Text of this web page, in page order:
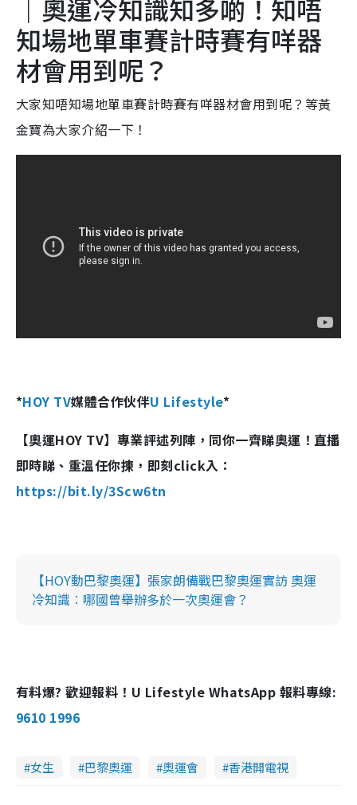
｜奧運冷知識知多啲！知唔
知場地單車賽計時賽有咩器
材會用到呢？
大家知唔知場地單車賽計時賽有咩器材會用到呢？等黃
金寶為大家介紹一下！
*HOY TV媒體合作伙伴U Lifestyle*
【奧運HOY TV】專業評述列陣，同你一齊睇奧運！直播
即時睇、重溫任你揀，即刻click入：
https://bit.ly/3Scw6tn
【HOY動巴黎奧運】張家朗備戰巴黎奧運實訪 奧運
冷知識︰哪國曾舉辦多於一次奧運會？
有料爆? 歡迎報料！U Lifestyle WhatsApp 報料專線:
9610 1996
女生 巴黎奧運 奧運會 香港開電視